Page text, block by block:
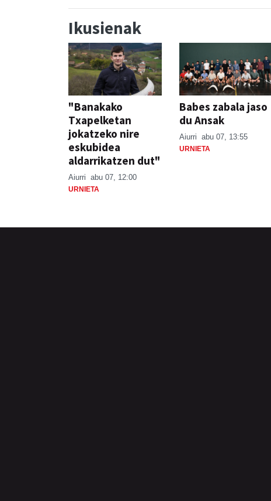
Ikusienak
"Banakako
Txapelketan
jokatzeko nire
eskubidea
aldarrikatzen dut"
Aiurri abu 07, 12:00
URNIETA
Babes zabala jaso
du Ansak
Aiurri abu 07, 13:55
URNIETA